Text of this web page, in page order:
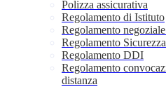
Polizza assicurativa
Regolamento di Istituto
Regolamento
Regolamento Sicurezza
Regolamento DDI
Regolamento
distanza